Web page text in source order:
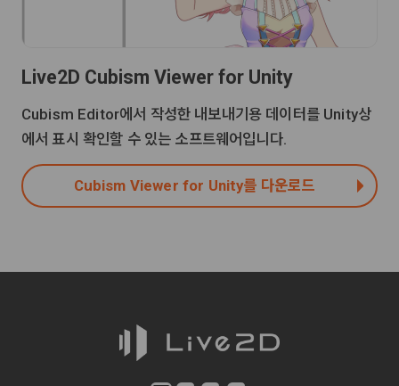
Live2D Cubism Viewer for Unity
Cubism Editor에서 작성한 내보내기용 데이터를 Unity상
에서 표시 확인할 수 있는 소프트웨어입니다.
Cubism Viewer for Unity를 다운로드